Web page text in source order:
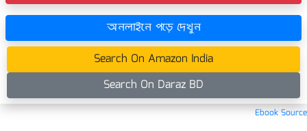
অনলাইনে পড়ে দেখুন
Search On Amazon India
Search On Daraz BD
Ebook Source